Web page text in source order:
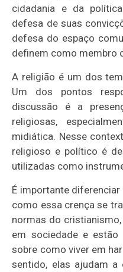
cidadania e da
defesa de suas
defesa do espaço
definem como membro
A religião é um dos
Um dos pontos
discussão é a
religiosas,
midiática. Nesse
religioso e político é
utilizadas como
É importante
como essa crença se
normas do
em sociedade e estão
sobre como viver em
sentido, elas ajudam